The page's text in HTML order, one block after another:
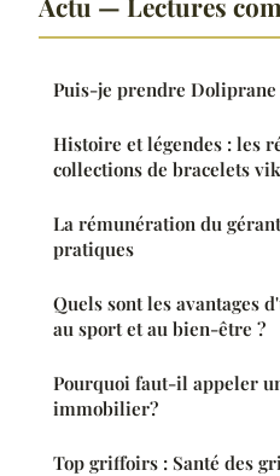
Puis-je prendre
Histoire et légendes : les
collections de bracelets
La rémunération du
pratiques
Quels sont les avantages
au sport et au bien-être ?
Pourquoi faut-il appeler
immobilier?
Top griffoirs : Santé des